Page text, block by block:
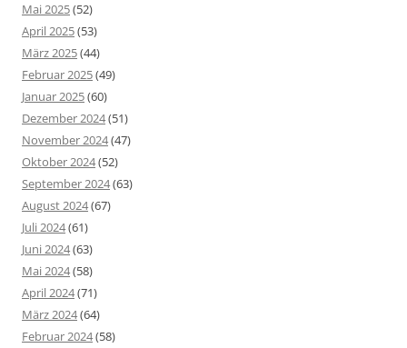
Mai 2025(52)
April 2025(53)
März 2025(44)
Februar 2025(49)
Januar 2025(60)
Dezember 2024(51)
November 2024(47)
Oktober 2024(52)
September 2024(63)
August 2024(67)
Juli 2024(61)
Juni 2024(63)
Mai 2024(58)
April 2024(71)
März 2024(64)
Februar 2024(58)